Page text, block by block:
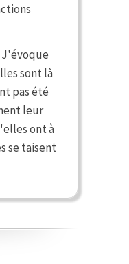
J'évoque
sont là
pas été
leur
ont à
se taisent